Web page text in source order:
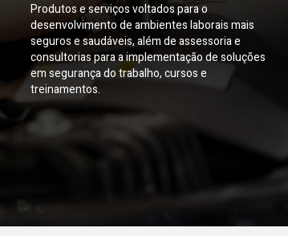
Produtos e serviços voltados para o
desenvolvimento de ambientes laborais mais
seguros e saudáveis, além de assessoria e
consultorias para a implementação de soluções
em segurança do trabalho, cursos e
treinamentos.